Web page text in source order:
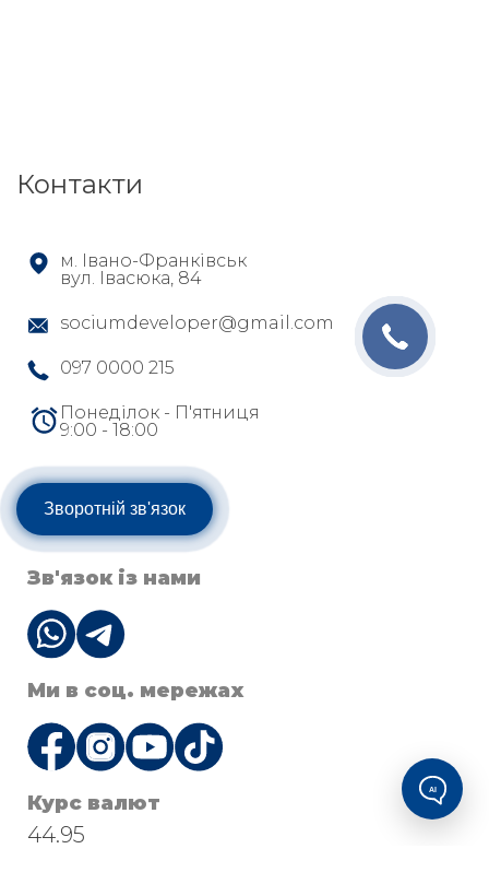
Контакти
м. Івано-Франківськ
вул. Івасюка, 84
sociumdeveloper@gmail.com
097 0000 215
Понеділок - П'ятниця
9:00 - 18:00
Зворотній зв'язок
Зв'язок із нами
Ми в соц. мережах
Курс валют
44.95
AI